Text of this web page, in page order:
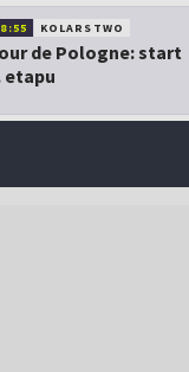
KOLARSTWO
de Pologne: start
etapu